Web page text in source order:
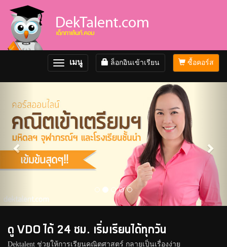
ซื้อคอร์ส
ล็อกอินเข้าเรียน
Toggle
navigation
เมนู
ดู VDO ได้ 24 ชม. เริ่มเรียนได้ทุกวัน
Dektalent ช่วยให้การเรียนคณิตศาสตร์ กลายเป็นเรื่องง่าย